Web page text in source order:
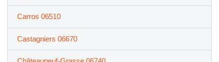
Carros 06510
Castagniers 06670